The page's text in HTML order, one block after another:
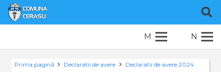
M N
Prima pagină Declaratii de avere Declaratii de avere 2024